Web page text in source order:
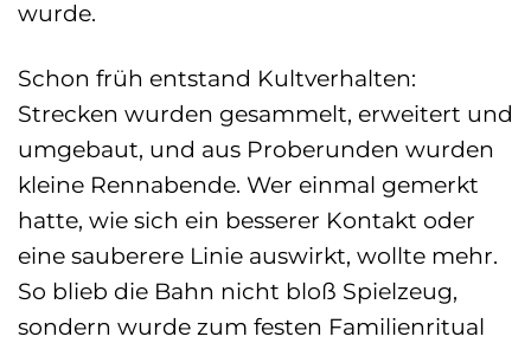
wurde.
Schon früh entstand Kultverhalten:
Strecken wurden gesammelt, erweitert und
umgebaut, und aus Proberunden wurden
kleine Rennabende. Wer einmal gemerkt
hatte, wie sich ein besserer Kontakt oder
eine sauberere Linie auswirkt, wollte mehr.
So blieb die Bahn nicht bloß Spielzeug,
sondern wurde zum festen Familienritual